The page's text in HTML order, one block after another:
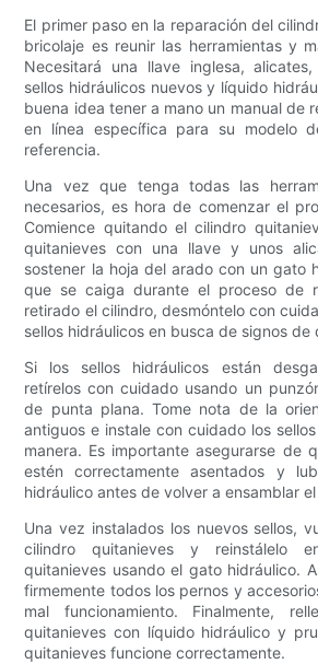
El primer paso en la reparación del
bricolaje es reunir las herramientas y
Necesitará una llave inglesa,
sellos hidráulicos nuevos y líquido
buena idea tener a mano un manual de
en línea específica para su modelo
referencia.
Una vez que tenga todas las
necesarios, es hora de comenzar el
Comience quitando el cilindro
quitanieves con una llave y unos
sostener la hoja del arado con un gato
que se caiga durante el proceso de
retirado el cilindro, desmóntelo con
sellos hidráulicos en busca de signos de
Si los sellos hidráulicos están
retírelos con cuidado usando un
de punta plana. Tome nota de la
antiguos e instale con cuidado los
manera. Es importante asegurarse de
estén correctamente asentados y
hidráulico antes de volver a ensamblar
Una vez instalados los nuevos sellos,
cilindro quitanieves y reinstálelo
quitanieves usando el gato hidráulico.
firmemente todos los pernos y
mal funcionamiento. Finalmente,
quitanieves con líquido hidráulico y
quitanieves funcione correctamente.